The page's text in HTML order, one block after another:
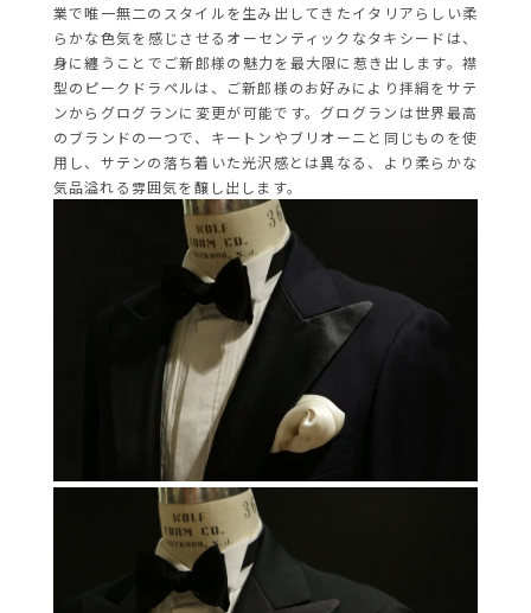
業で唯一無二のスタイルを生み出してきたイタリアらしい柔
らかな色気を感じさせるオーセンティックなタキシードは、
身に纏うことでご新郎様の魅力を最大限に惹き出します。襟
型のピークドラペルは、ご新郎様のお好みにより拝絹をサテ
ンからグログランに変更が可能です。グログランは世界最高
のブランドの一つで、キートンやブリオーニと同じものを使
用し、サテンの落ち着いた光沢感とは異なる、より柔らかな
気品溢れる雰囲気を醸し出します。